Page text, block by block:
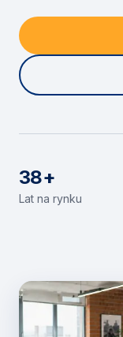
38+
Lat na rynku